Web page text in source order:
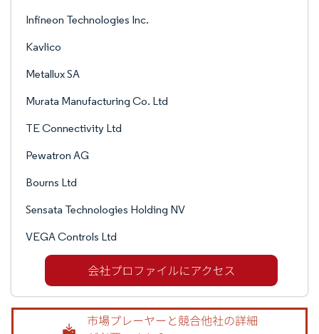
Infineon Technologies Inc.
Kavlico
Metallux SA
Murata Manufacturing Co. Ltd
TE Connectivity Ltd
Pewatron AG
Bourns Ltd
Sensata Technologies Holding NV
VEGA Controls Ltd